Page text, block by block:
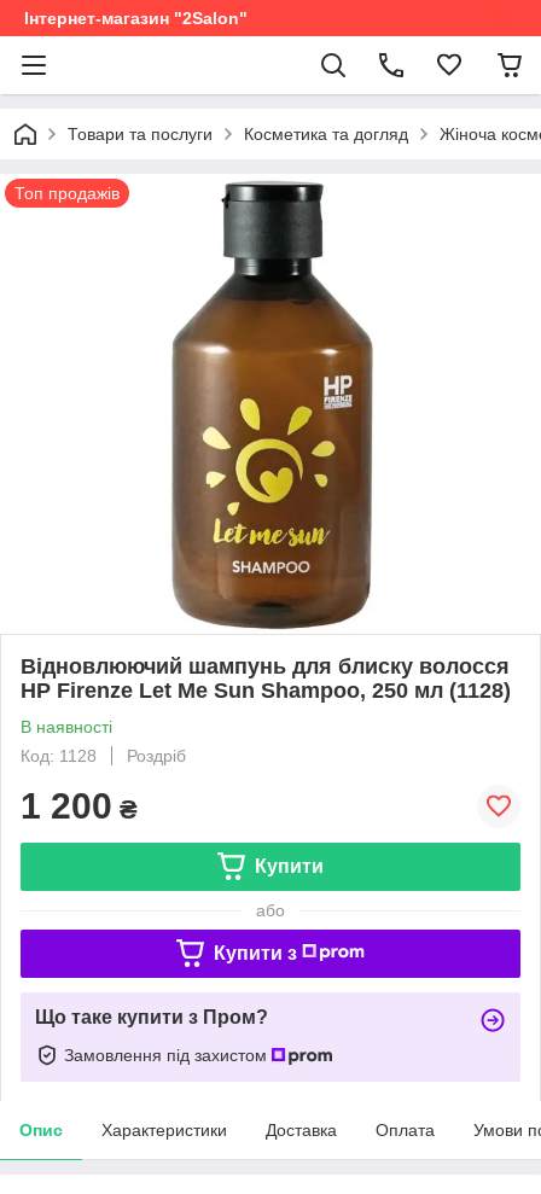
Інтернет-магазин "2Salon"
Товари та послуги Косметика та догляд Жіноча
Топ продажів
Відновлюючий шампунь для блиску волосся
HP Firenze Let Me Sun Shampoo, 250 мл (1128)
В наявності
Код: 1128
Роздріб
1 200 ₴
Купити
або
Купити з
Що таке купити з Пром?
Замовлення під захистом
Опис Характеристики Доставка Оплата Умови